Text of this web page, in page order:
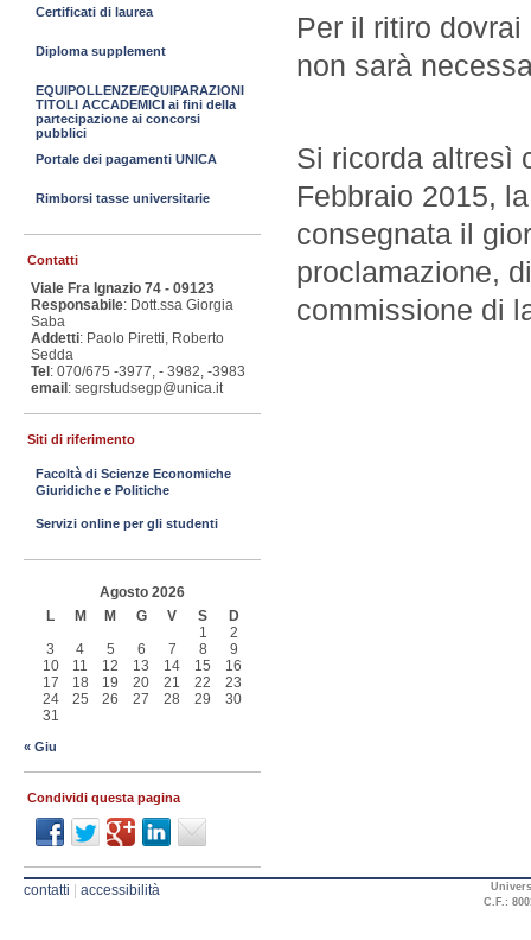
Per il ritiro
non sarà
Si ricorda altresì
Febbraio 2015,
consegnata il
proclamazione,
commissione di
Certificati di laurea
Diploma supplement
EQUIPOLLENZE/EQUIPARAZIONI
TITOLI ACCADEMICI ai fini della
partecipazione ai concorsi
pubblici
Portale dei pagamenti UNICA
Rimborsi tasse universitarie
Contatti
Viale Fra Ignazio 74 - 09123
Responsabile: Dott.ssa Giorgia
Saba
Addetti: Paolo Piretti, Roberto
Sedda
Tel : 070/675 -3977, - 3982, -3983
email : segrstudsegp@unica.it
Siti di riferimento
Facoltà di Scienze Economiche
Giuridiche e Politiche
Servizi online per gli studenti
Agosto 2026
L
M M G V S
D
1
2
3
4 5 6 7 8
9
10
11 12 13 14 15
16
17
18 19 20 21 22
23
24
25 26 27 28 29
30
31
« Giu
Condividi questa pagina
contatti accessibilità
C.F.: